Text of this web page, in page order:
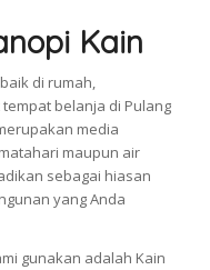
Kain
di rumah,
belanja di Pulang
media
maupun air
sebagai hiasan
yang Anda
gunakan adalah Kain